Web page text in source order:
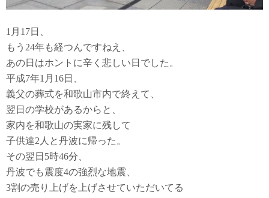
1月17日、
もう24年も経つんですねえ、
あの日はホントに辛く悲しい日でした。
平成7年1月16日、
義父の葬式を和歌山市内で終えて、
翌日の学校があるからと、
家内を和歌山の実家に残して
子供達2人と丹波に帰った。
その翌日5時46分、
丹波でも震度4の強烈な地震、
3割の売り上げを上げさせていただいてる